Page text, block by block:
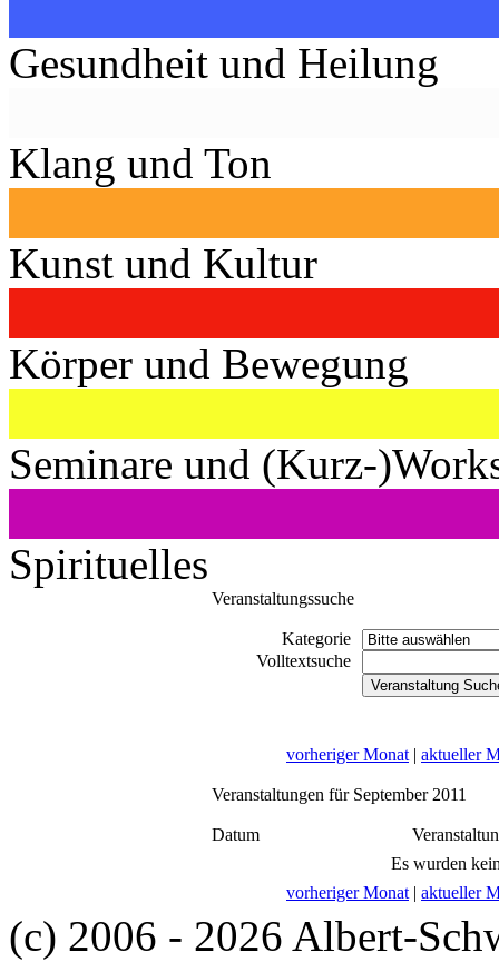
Gesundheit und Heilung
Klang und Ton
Kunst und Kultur
Körper und Bewegung
Seminare und (Kurz-
Spirituelles
Veranstaltungssuche
Kategorie
Volltextsuche
vorheriger Monat | aktueller
Veranstaltungen für September 2011
Datum
Es wurden
vorheriger Monat | aktueller
(c) 2006 - 2026 Albert-